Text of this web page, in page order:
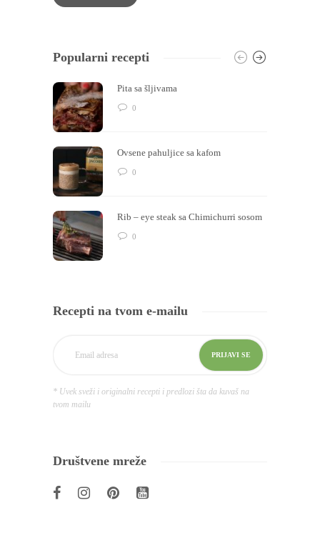
Popularni recepti
Pita sa šljivama
0
Ovsene pahuljice sa kafom
0
Rib – eye steak sa Chimichurri sosom
0
Recepti na tvom e-mailu
* Uvek sveži i originalni recepti i predlozi šta da kuvaš na
tvom mailu
Društvene mreže